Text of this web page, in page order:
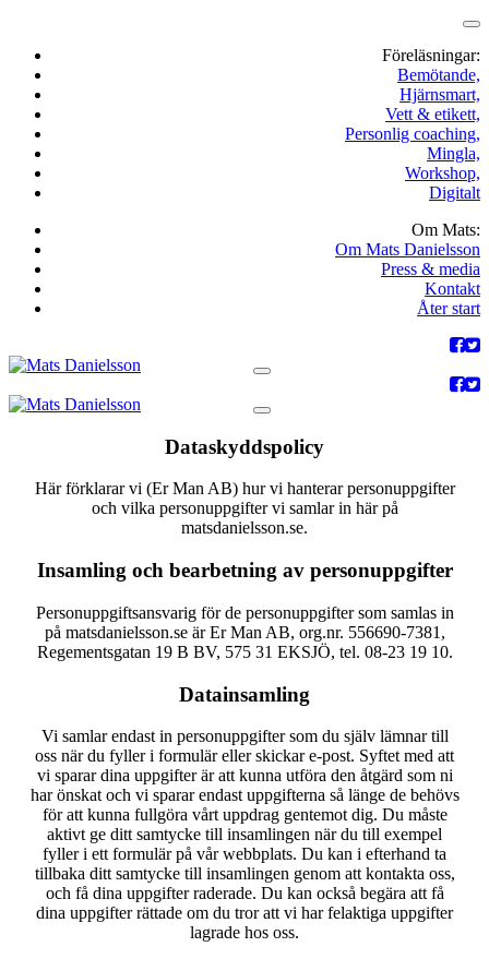
Föreläsningar:
Bemötande,
Hjärnsmart,
Vett & etikett,
Personlig coaching,
Mingla,
Workshop,
Digitalt
Om Mats:
Om Mats Danielsson
Press & media
Kontakt
Åter start
Dataskyddspolicy
Här förklarar vi (Er Man AB) hur vi hanterar personuppgifter
och vilka personuppgifter vi samlar in här på
matsdanielsson.se.
Insamling och bearbetning av personuppgifter
Personuppgiftsansvarig för de personuppgifter som samlas in
på matsdanielsson.se är Er Man AB, org.nr. 556690-7381,
Regementsgatan 19 B BV, 575 31 EKSJÖ, tel. 08-23 19 10.
Datainsamling
Vi samlar endast in personuppgifter som du själv lämnar till
oss när du fyller i formulär eller skickar e-post. Syftet med att
vi sparar dina uppgifter är att kunna utföra den åtgärd som ni
har önskat och vi sparar endast uppgifterna så länge de behövs
för att kunna fullgöra vårt uppdrag gentemot dig. Du måste
aktivt ge ditt samtycke till insamlingen när du till exempel
fyller i ett formulär på vår webbplats. Du kan i efterhand ta
tillbaka ditt samtycke till insamlingen genom att kontakta oss,
och få dina uppgifter raderade. Du kan också begära att få
dina uppgifter rättade om du tror att vi har felaktiga uppgifter
lagrade hos oss.